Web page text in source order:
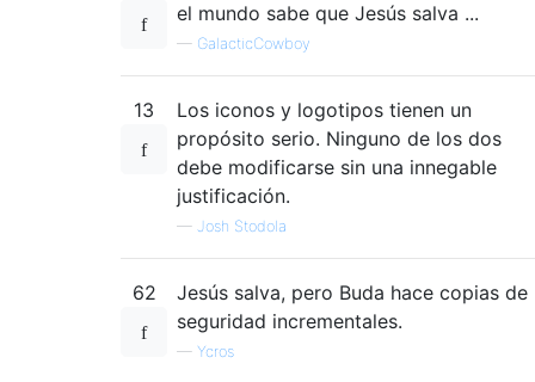
el mundo sabe que Jesús salva ...
— GalacticCowboy
13
Los iconos y logotipos tienen un
propósito serio. Ninguno de los dos
debe modificarse sin una innegable
justificación.
— Josh Stodola
62
Jesús salva, pero Buda hace copias de
seguridad incrementales.
— Ycros